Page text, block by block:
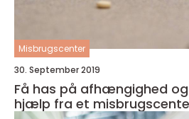
Misbrugscenter
30. September 2019
Få has på afhængighed
hjælp fra et